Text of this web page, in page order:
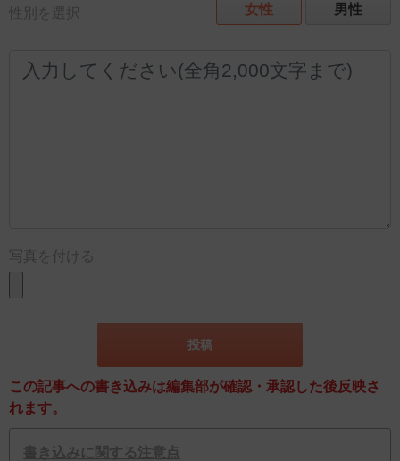
性別を選択 女性 男性
写真を付ける
この記事への書き込みは編集部が確認・承認した後反映さ
れます。
書き込みに関する注意点